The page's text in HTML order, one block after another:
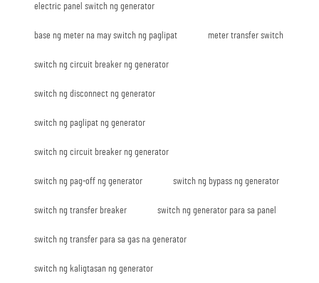
electric panel switch ng generator
base ng meter na may switch ng paglipat meter transfer switch
switch ng circuit breaker ng generator
switch ng disconnect ng generator
switch ng paglipat ng generator
switch ng circuit breaker ng generator
switch ng pag-off ng generator switch ng bypass ng generator
switch ng transfer breaker switch ng generator para sa panel
switch ng transfer para sa gas na generator
switch ng kaligtasan ng generator